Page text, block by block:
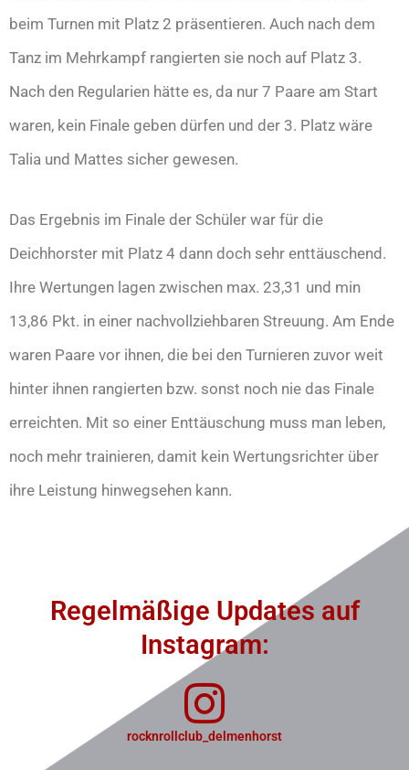
beim Turnen mit Platz 2 präsentieren. Auch nach dem
Tanz im Mehrkampf rangierten sie noch auf Platz 3.
Nach den Regularien hätte es, da nur 7 Paare am Start
waren, kein Finale geben dürfen und der 3. Platz wäre
Talia und Mattes sicher gewesen.
Das Ergebnis im Finale der Schüler war für die
Deichhorster mit Platz 4 dann doch sehr enttäuschend.
Ihre Wertungen lagen zwischen max. 23,31 und min
13,86 Pkt. in einer nachvollziehbaren Streuung. Am Ende
waren Paare vor ihnen, die bei den Turnieren zuvor weit
hinter ihnen rangierten bzw. sonst noch nie das Finale
erreichten. Mit so einer Enttäuschung muss man leben,
noch mehr trainieren, damit kein Wertungsrichter über
ihre Leistung hinwegsehen kann.
Regelmäßige Updates auf
Instagram:
rocknrollclub_delmenhorst